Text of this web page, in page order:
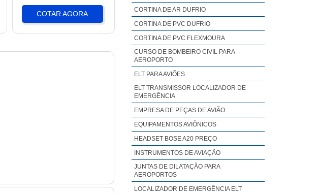
COTAR AGORA
CORTINA DE AR DUFRIO
CORTINA DE PVC DUFRIO
CORTINA DE PVC FLEXMOURA
CURSO DE BOMBEIRO CIVIL PARA
AEROPORTO
ELT PARA AVIÕES
ELT TRANSMISSOR LOCALIZADOR DE
EMERGÊNCIA
EMPRESA DE PEÇAS DE AVIÃO
EQUIPAMENTOS AVIÔNICOS
HEADSET BOSE A20 PREÇO
INSTRUMENTOS DE AVIAÇÃO
JUNTAS DE DILATAÇÃO PARA
AEROPORTOS
LOCALIZADOR DE EMERGÊNCIA ELT